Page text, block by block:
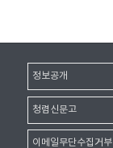
정보공개
청렴신문고
이메일무단수집거부